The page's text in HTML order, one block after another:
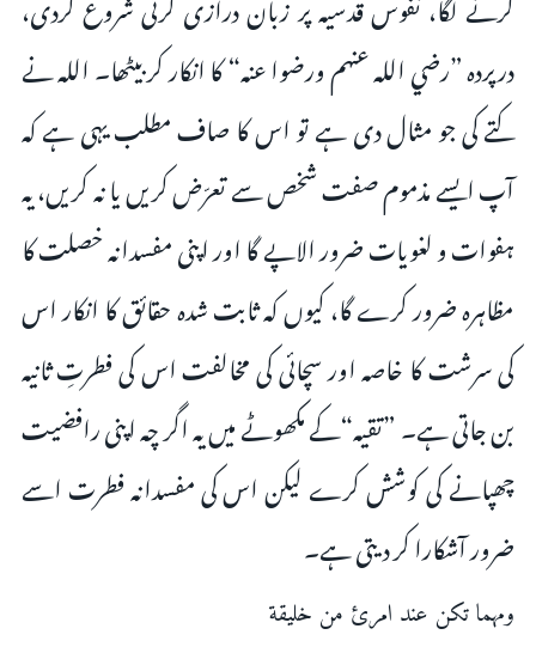
درپردہ ”رضي الله عنهم ورضوا عنه“ کا انکار کر بیٹھا۔ اللہ نے
کتے کی جو مثال دی ہے تو اس کا صاف مطلب یہی ہے کہ
آپ ایسے مذموم صفت شخص سے تعرّض کریں یا نہ کریں، یہ
ہفوات و لغویات ضرور الاپے گا اور اپنی مفسدانہ خصلت کا
مظاہرہ ضرور کرے گا، کیوں کہ ثابت شدہ حقائق کا انکار اس
کی سرشت کا خاصہ اور سچائی کی مخالفت اس کی فطرتِ ثانیہ
بن جاتی ہے۔ ”تقیہ“کے مکھوٹے میں یہ اگر چہ اپنی رافضیت
چھپانے کی کوشش کرے لیکن اس کی مفسدانہ فطرت اسے
ضرور آشکارا کر دیتی ہے۔
ومهما تكن عند امرئ من خليقة